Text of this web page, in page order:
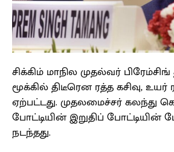
சிக்கிம் மாநில முதல்வர்
மூக்கில் திடீரென ரத்த கசிவு,
ஏற்பட்டது. முதலமைச்சர்
போட்டியின் இறுதிப் போட்டியின்
நடந்தது.